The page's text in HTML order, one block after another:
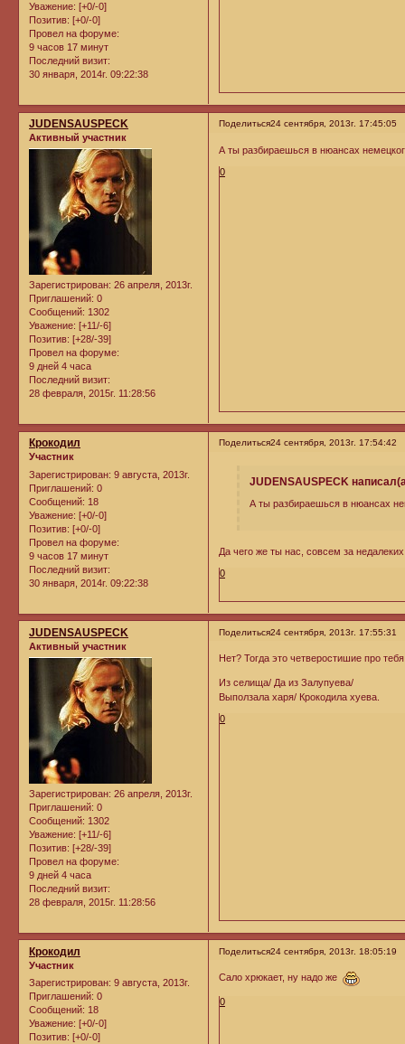
Уважение: [+0/-0]
Позитив: [+0/-0]
Провел на форуме:
9 часов 17 минут
Последний визит:
30 января, 2014г. 09:22:38
Поделиться24 сентября, 2013г. 17:45:05
JUDENSAUSPECK
Активный участник
Зарегистрирован: 26 апреля, 2013г.
Приглашений: 0
Сообщений: 1302
Уважение: [+11/-6]
Позитив: [+28/-39]
Провел на форуме:
9 дней 4 часа
Последний визит:
28 февраля, 2015г. 11:28:56
А ты разбираешься в нюансах
0
Поделиться24 сентября, 2013г. 17:54:42
Крокодил
Участник
Зарегистрирован: 9 августа, 2013г.
Приглашений: 0
Сообщений: 18
Уважение: [+0/-0]
Позитив: [+0/-0]
Провел на форуме:
9 часов 17 минут
Последний визит:
30 января, 2014г. 09:22:38
JUDENSAUSPECK
А ты разбираешься в нюансах
Да чего же ты нас, совсем за
0
Поделиться24 сентября, 2013г. 17:55:31
JUDENSAUSPECK
Активный участник
Зарегистрирован: 26 апреля, 2013г.
Приглашений: 0
Сообщений: 1302
Уважение: [+11/-6]
Позитив: [+28/-39]
Провел на форуме:
9 дней 4 часа
Последний визит:
28 февраля, 2015г. 11:28:56
Нет? Тогда это четверостишие про
Из селища/ Да из Залупуева/
Выползала харя/ Крокодила хуева.
0
Поделиться24 сентября, 2013г. 18:05:19
Крокодил
Участник
Зарегистрирован: 9 августа, 2013г.
Приглашений: 0
Сообщений: 18
Уважение: [+0/-0]
Позитив: [+0/-0]
Сало хрюкает, ну надо же
0